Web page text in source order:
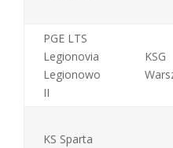
PGE LTS
Legionovia
Legionowo
II
KSG
KS Sparta